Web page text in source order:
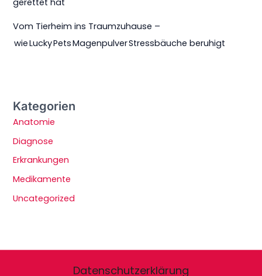
Vom Tierheim ins Traumzuhause –
wie Lucky Pets Magenpulver Stressbäuche beruhigt
Kategorien
Anatomie
Diagnose
Erkrankungen
Medikamente
Uncategorized
Datenschutzerklärung